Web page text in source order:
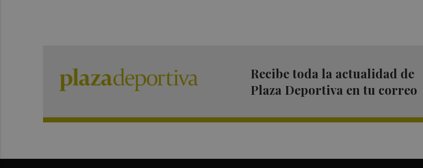
Recibe toda la actualidad de
Plaza Deportiva en tu correo